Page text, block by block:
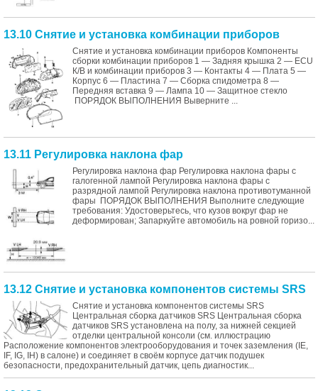
13.10 Снятие и установка комбинации приборов
Снятие и установка комбинации приборов Компоненты
сборки комбинации приборов 1 — Задняя крышка 2 — ECU
К/В и комбинации приборов 3 — Контакты 4 — Плата 5 —
Корпус 6 — Пластина 7 — Сборка спидометра 8 —
Передняя вставка 9 — Лампа 10 — Защитное стекло
ПОРЯДОК ВЫПОЛНЕНИЯ Выверните ...
13.11 Регулировка наклона фар
Регулировка наклона фар Регулировка наклона фары с
галогенной лампой Регулировка наклона фары с
разрядной лампой Регулировка наклона противотуманной
фары ПОРЯДОК ВЫПОЛНЕНИЯ Выполните следующие
требования: Удостоверьтесь, что кузов вокруг фар не
деформирован; Запаркуйте автомобиль на ровной горизо...
13.12 Снятие и установка компонентов системы SRS
Снятие и установка компонентов системы SRS
Центральная сборка датчиков SRS Центральная сборка
датчиков SRS установлена на полу, за нижней секцией
отделки центральной консоли (см. иллюстрацию
Расположение компонентов электрооборудования и точек заземления (IE,
IF, IG, IH) в салоне) и соединяет в своём корпусе датчик подушек
безопасности, предохранительный датчик, цепь диагностик...